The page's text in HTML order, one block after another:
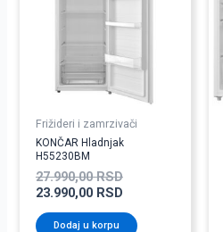
Frižideri i zamrzivači
KONČAR Hladnjak
H55230BM
27.990,00RSD
23.990,00 RSD
Dodaj u korpu